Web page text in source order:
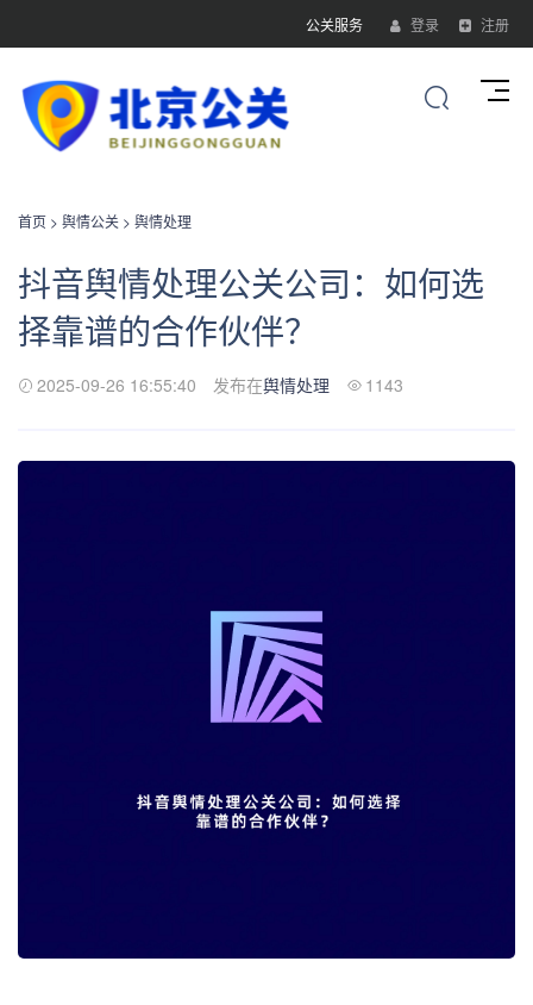
公关服务 登录 注册
首页 > 舆情公关 > 舆情处理
抖音舆情处理公关公司：如何选
择靠谱的合作伙伴？
2025-09-26 16:55:40 发布在舆情处理 1143